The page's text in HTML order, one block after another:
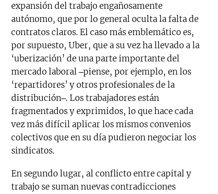
expansión del trabajo engañosamente
autónomo, que por lo general oculta la falta de
contratos claros. El caso más emblemático es,
por supuesto, Uber, que a su vez ha llevado a la
‘uberización’ de una parte importante del
mercado laboral ‒piense, por ejemplo, en los
‘repartidores’ y otros profesionales de la
distribución‒. Los trabajadores están
fragmentados y exprimidos, lo que hace cada
vez más difícil aplicar los mismos convenios
colectivos que en su día pudieron negociar los
sindicatos.
En segundo lugar, al conflicto entre capital y
trabajo se suman nuevas contradicciones